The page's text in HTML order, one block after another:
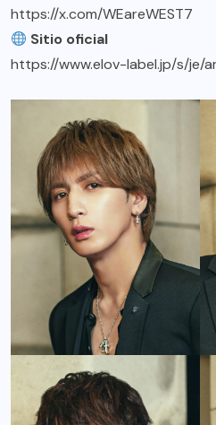
https://x.com/WEareWEST7
Sitio oficial
https://www.elov-label.jp/s/je/